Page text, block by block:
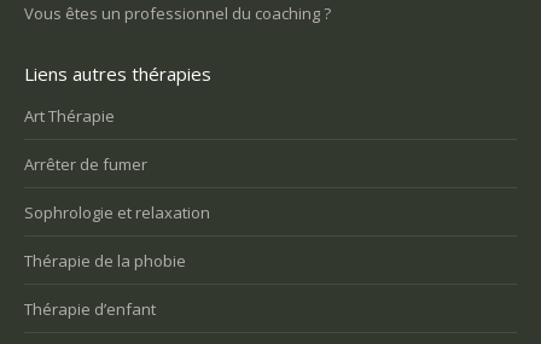
Vous êtes un professionnel du coaching ?
Liens autres thérapies
Art Thérapie
Arrêter de fumer
Sophrologie et relaxation
Thérapie de la phobie
Thérapie d’enfant